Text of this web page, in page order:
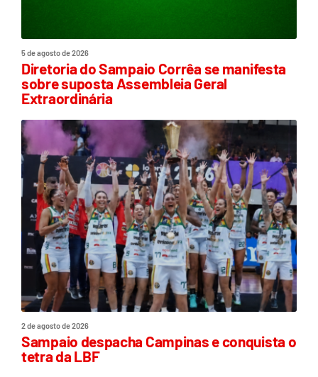
5 de agosto de 2026
Diretoria do Sampaio Corrêa se manifesta
sobre suposta Assembleia Geral
Extraordinária
2 de agosto de 2026
Sampaio despacha Campinas e conquista o
tetra da LBF